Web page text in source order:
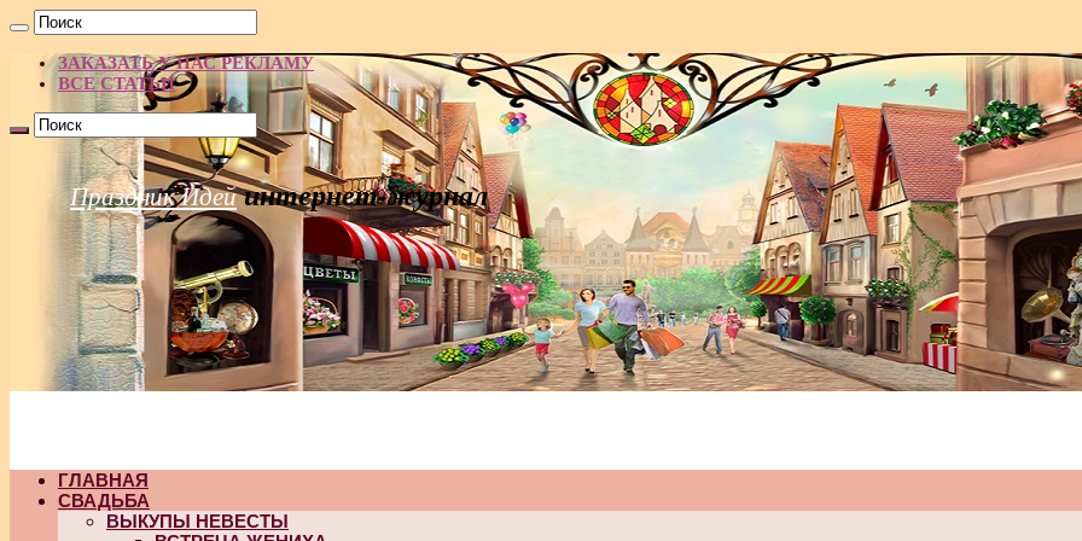
ЗАКАЗАТЬ У НАС РЕКЛАМУ
ВСЕ СТАТЬИ
Праздник Идей интернет-журнал
ГЛАВНАЯ
СВАДЬБА
ВЫКУПЫ НЕВЕСТЫ